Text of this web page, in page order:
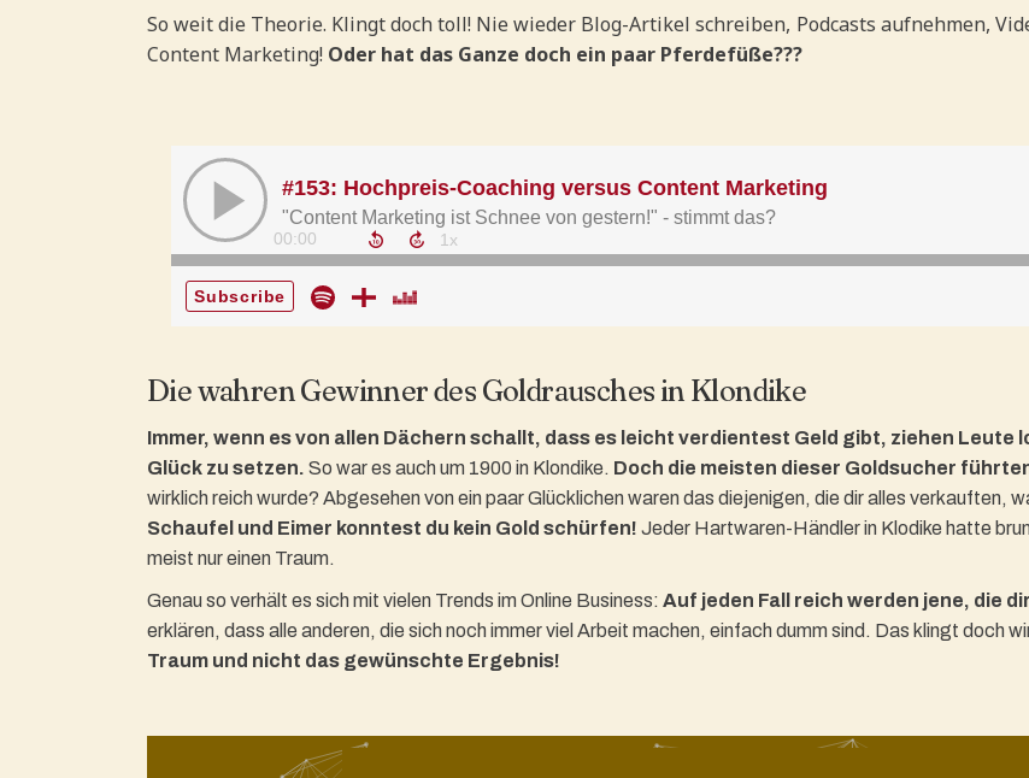
So weit die Theorie. Klingt doch toll! Nie wieder Blog-Artikel schreiben, Podcasts aufnehmen,
Content Marketing! Oder hat das Ganze doch ein paar Pferdefüße???
Die wahren Gewinner des Goldrausches in Klondike
Immer, wenn es von allen Dächern schallt, dass es leicht verdientest Geld gibt, ziehen Leute
Glück zu setzen. So war es auch um 1900 in Klondike. Doch die meisten dieser Goldsucher
wirklich reich wurde? Abgesehen von ein paar Glücklichen waren das diejenigen, die dir alles verkauften,
Schaufel und Eimer konntest du kein Gold schürfen! Jeder Hartwaren-Händler in Klodike hatte
meist nur einen Traum.
Genau so verhält es sich mit vielen Trends im Online Business: Auf jeden Fall reich werden jene, die
erklären, dass alle anderen, die sich noch immer viel Arbeit machen, einfach dumm sind. Das klingt doch
Traum und nicht das gewünschte Ergebnis!